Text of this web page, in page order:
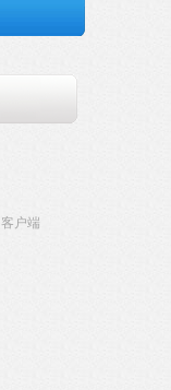
客户端